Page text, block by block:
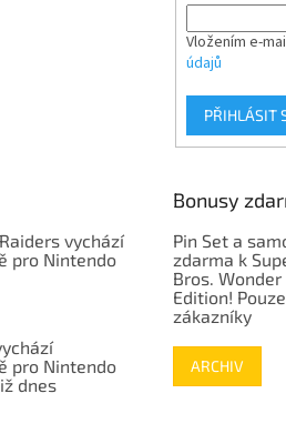
Vložením e-
údajů
PŘIHLÁSIT
vychází
pro Nintendo
pro Nintendo
dnes
Bonusy
Pin Set a
zdarma k
Bros. Wonder
Edition!
zákazníky
ARCHIV